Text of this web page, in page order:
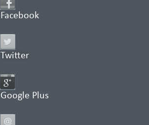
Facebook
Twitter
Google Plus